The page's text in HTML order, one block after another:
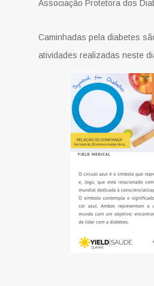
Associação Protetora dos
Caminhadas pela diabetes
atividades realizadas neste